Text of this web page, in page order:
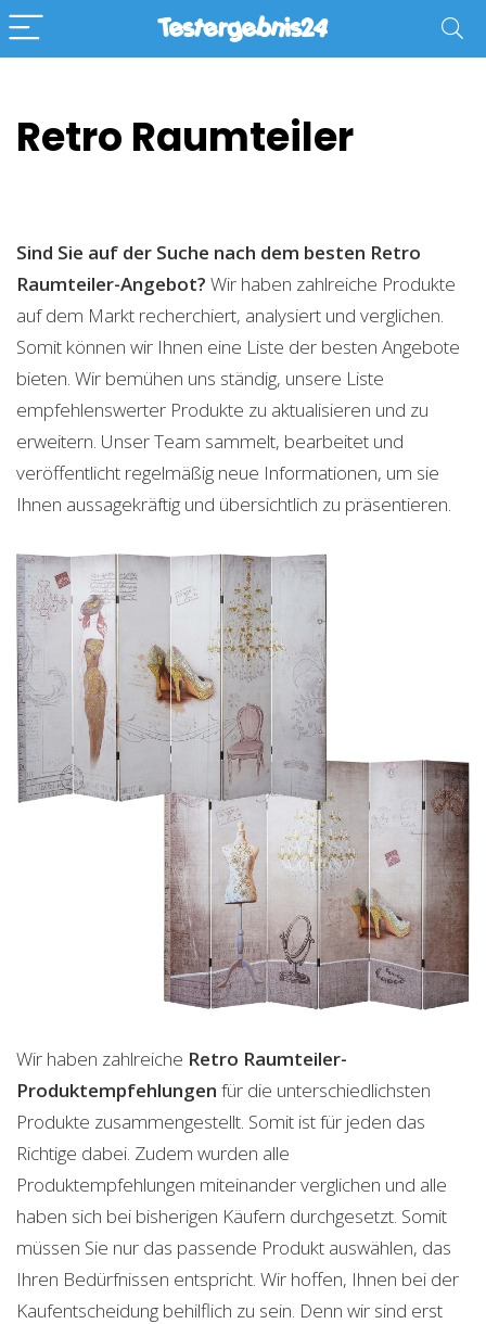
Retro Raumteiler
Sind Sie auf der Suche nach dem besten Retro
Raumteiler-Angebot? Wir haben zahlreiche Produkte
auf dem Markt recherchiert, analysiert und verglichen.
Somit können wir Ihnen eine Liste der besten Angebote
bieten. Wir bemühen uns ständig, unsere Liste
empfehlenswerter Produkte zu aktualisieren und zu
erweitern. Unser Team sammelt, bearbeitet und
veröffentlicht regelmäßig neue Informationen, um sie
Ihnen aussagekräftig und übersichtlich zu präsentieren.
Wir haben zahlreiche Retro Raumteiler-
Produktempfehlungen für die unterschiedlichsten
Produkte zusammengestellt. Somit ist für jeden das
Richtige dabei. Zudem wurden alle
Produktempfehlungen miteinander verglichen und alle
haben sich bei bisherigen Käufern durchgesetzt. Somit
müssen Sie nur das passende Produkt auswählen, das
Ihren Bedürfnissen entspricht. Wir hoffen, Ihnen bei der
Kaufentscheidung behilflich zu sein. Denn wir sind erst